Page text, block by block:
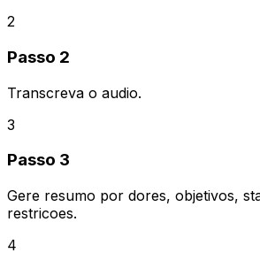
2
Passo 2
Transcreva o audio.
3
Passo 3
Gere resumo por dores, objetivos,
restricoes.
4